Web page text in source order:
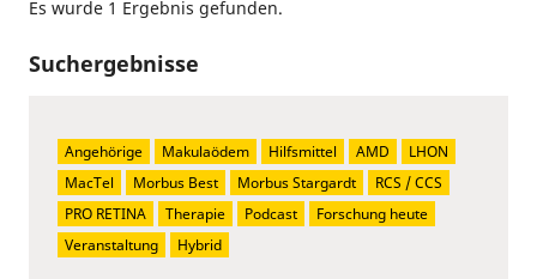
Es wurde 1 Ergebnis gefunden.
Suchergebnisse
Angehörige Makulaödem Hilfsmittel AMD
LHON
MacTel
Morbus Best Morbus Stargardt
RCS / CCS
PRO RETINA
Therapie Podcast
Forschung heute
Veranstaltung
Hybrid